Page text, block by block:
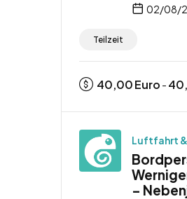
02/08/
Teilzeit
40,00Euro -
Luftfahrt &
–